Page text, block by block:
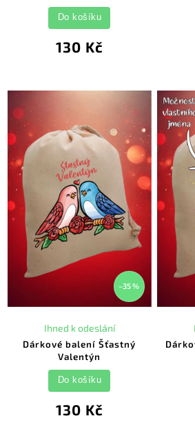
130 Kč
Do košíku
–35 %
Dárkové balení Šťastný
Valentýn
Ihned k odeslání
130 Kč
Do košíku